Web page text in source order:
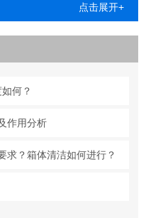
点击展开+
何？
作用分析
求？箱体清洁如何进行？